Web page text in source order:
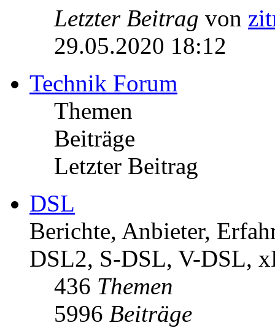
Letzter Beitrag von
29.05.2020 18:12
Technik Forum
Themen
Beiträge
Letzter Beitrag
DSL
Berichte, Anbieter,
DSL2, S-DSL, V-DSL,
436 Themen
5996 Beiträge